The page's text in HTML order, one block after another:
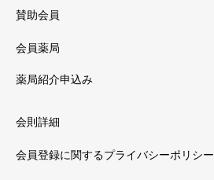
賛助会員
会員薬局
薬局紹介申込み
会則詳細
会員登録に関するプライバシーポリシー